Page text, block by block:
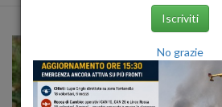
Iscriviti
No grazie